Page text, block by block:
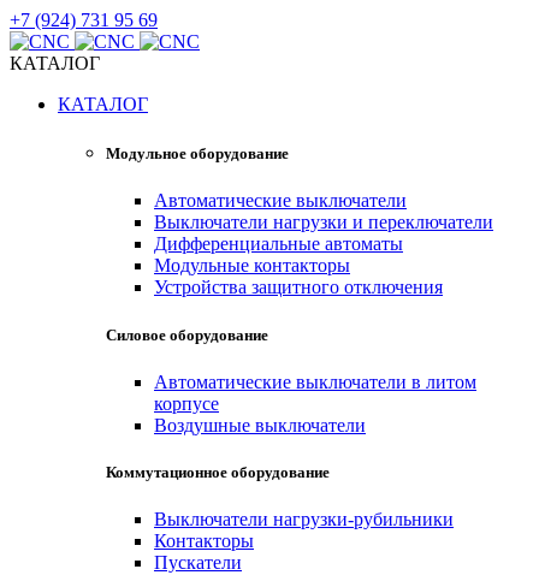
+7 (924) 731 95 69
КАТАЛОГ
КАТАЛОГ
Модульное оборудование
Автоматические выключатели
Выключатели нагрузки и переключатели
Дифференциальные автоматы
Модульные контакторы
Устройства защитного отключения
Силовое оборудование
Автоматические выключатели в литом
корпусе
Воздушные выключатели
Коммутационное оборудование
Выключатели нагрузки-рубильники
Контакторы
Пускатели